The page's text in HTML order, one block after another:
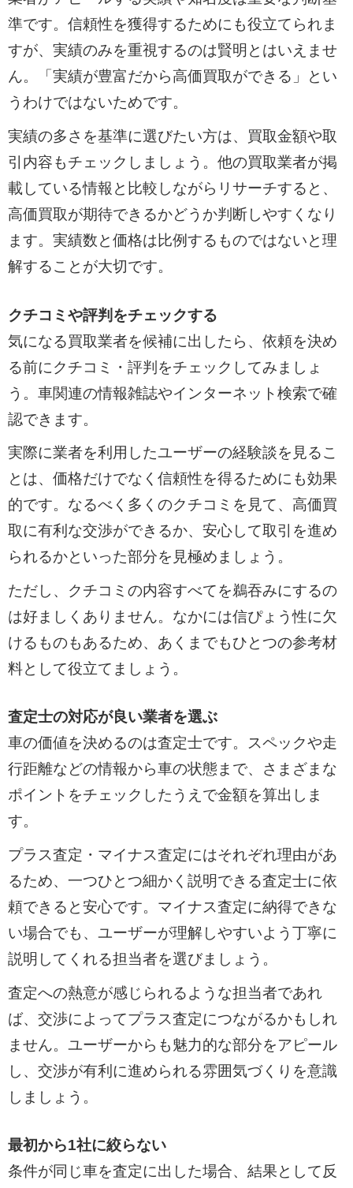
準です。信頼性を獲得するためにも役立てられま
すが、実績のみを重視するのは賢明とはいえませ
ん。「実績が豊富だから高価買取ができる」とい
うわけではないためです。
実績の多さを基準に選びたい方は、買取金額や取
引内容もチェックしましょう。他の買取業者が掲
載している情報と比較しながらリサーチすると、
高価買取が期待できるかどうか判断しやすくなり
ます。実績数と価格は比例するものではないと理
解することが大切です。
クチコミや評判をチェックする
気になる買取業者を候補に出したら、依頼を決め
る前にクチコミ・評判をチェックしてみましょ
う。車関連の情報雑誌やインターネット検索で確
認できます。
実際に業者を利用したユーザーの経験談を見るこ
とは、価格だけでなく信頼性を得るためにも効果
的です。なるべく多くのクチコミを見て、高価買
取に有利な交渉ができるか、安心して取引を進め
られるかといった部分を見極めましょう。
ただし、クチコミの内容すべてを鵜吞みにするの
は好ましくありません。なかには信ぴょう性に欠
けるものもあるため、あくまでもひとつの参考材
料として役立てましょう。
査定士の対応が良い業者を選ぶ
車の価値を決めるのは査定士です。スペックや走
行距離などの情報から車の状態まで、さまざまな
ポイントをチェックしたうえで金額を算出しま
す。
プラス査定・マイナス査定にはそれぞれ理由があ
るため、一つひとつ細かく説明できる査定士に依
頼できると安心です。マイナス査定に納得できな
い場合でも、ユーザーが理解しやすいよう丁寧に
説明してくれる担当者を選びましょう。
査定への熱意が感じられるような担当者であれ
ば、交渉によってプラス査定につながるかもしれ
ません。ユーザーからも魅力的な部分をアピール
し、交渉が有利に進められる雰囲気づくりを意識
しましょう。
最初から1社に絞らない
条件が同じ車を査定に出した場合、結果として反